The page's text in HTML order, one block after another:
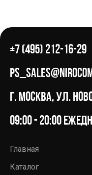
+7 (495) 212-16-29
г. Москва, ул.
09:00 - 20:00
Главная
Каталог